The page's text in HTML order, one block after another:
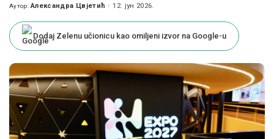
Posted
Аутор: Александра Цвјетић 12. јун 2026.
Dodaj Zelenu učionicu kao omiljeni izvor na Google-u